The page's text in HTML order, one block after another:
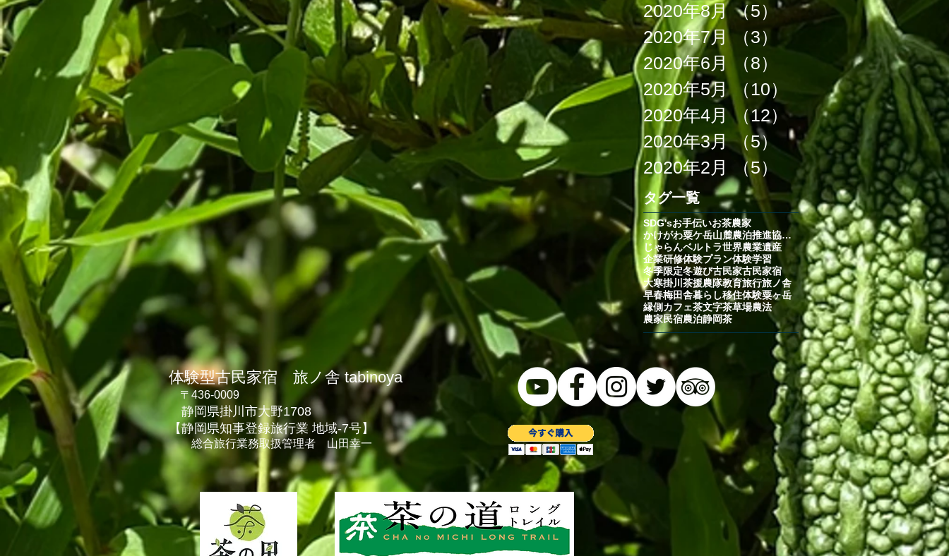
2020年8月 （5）5件の記事
2020年7月
（3）
2020年6月 （8）
8件の記事
2020年5月 （10）
10件の記事
2020年4月 （12）12件の記事
2020年3月 （5）
5件の記事
2020年2月
（5） 5件の記事
タグ一覧
SDG'sお手伝いお茶農家
かけがわ粟ケ岳山麓農泊推進協議会
じゃらんベルトラ世界農業遺産
企業研修体験プラン体験学習
冬季限定冬遊び古民家古民家宿
大寒掛川茶援農隊教育旅行旅ノ舎
早春梅田舎暮らし移住体験粟ヶ岳
縁側カフェ茶文字茶草場農法
農家民宿農泊静岡茶
体験型古民家宿 旅ノ舎 tabinoya
〒436-0009
静岡県掛川市大野1708
​【静岡県知事登録旅行業 地域-7号】
総合旅行業務取扱管理者 山田幸一